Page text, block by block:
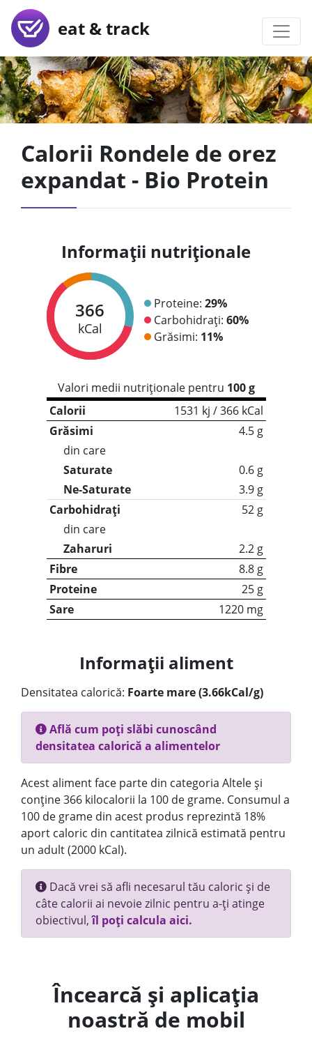
eat & track
Calorii Rondele de orez
expandat - Bio Protein
Informații nutriționale
366
kCal
Proteine: 29%
Carbohidrați: 60%
Grăsimi: 11%
Valori medii nutriționale pentru 100 g
Calorii
1531 kj / 366 kCal
Grăsimi
4.5 g
din care
Saturate
0.6 g
Ne-Saturate
3.9 g
Carbohidrați
52 g
din care
Zaharuri
2.2 g
Fibre
8.8 g
Proteine
25 g
Sare
1220 mg
Informații aliment
Densitatea calorică: Foarte mare (3.66kCal/g)
Află cum poți slăbi cunoscând
densitatea calorică a alimentelor
Acest aliment face parte din categoria Altele și
conține 366 kilocalorii la 100 de grame. Consumul a
100 de grame din acest produs reprezintă 18%
aport caloric din cantitatea zilnică estimată pentru
un adult (2000 kCal).
Dacă vrei să afli necesarul tău caloric și de
câte calorii ai nevoie zilnic pentru a-ți atinge
obiectivul,îl poți calcula aici.
Încearcă și aplicația
noastră de mobil